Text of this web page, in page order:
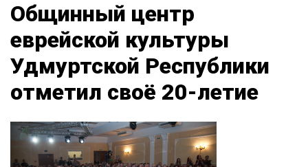
Общинный центр
еврейской культуры
Удмуртской Республики
отметил своё 20-летие